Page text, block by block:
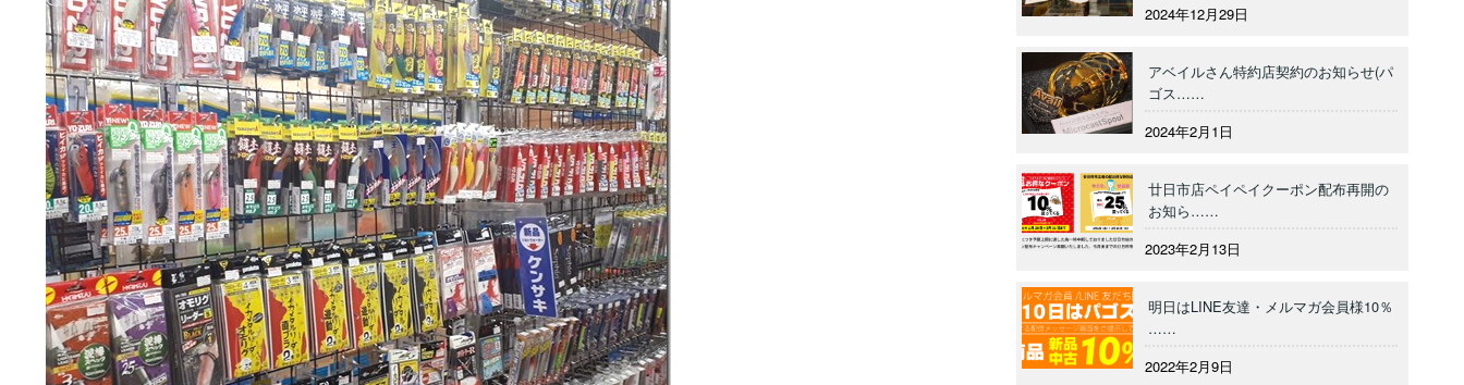
2024年12月29日
アベイルさん特約店契約のお知らせ(パ
ゴス……
2024年2月1日
廿日市店ペイペイクーポン配布再開の
お知ら……
2023年2月13日
明日はLINE友達・メルマガ会員様10％
……
2022年2月9日